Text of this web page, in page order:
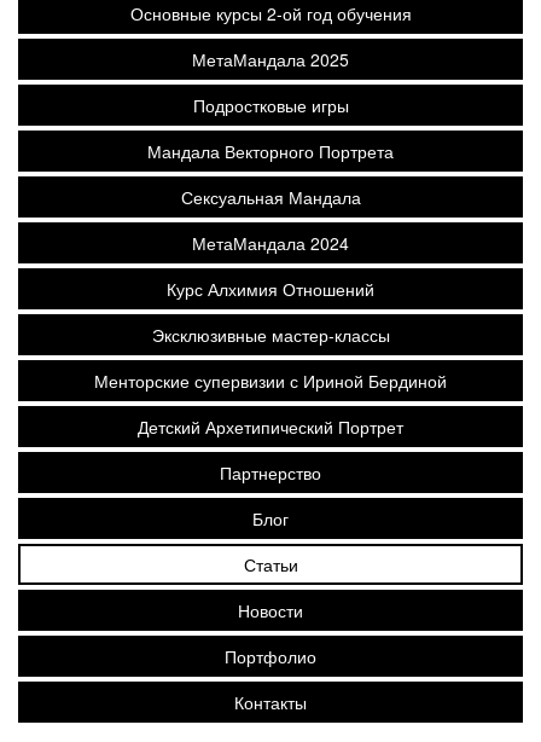
Основные курсы 2-ой год обучения
МетаМандала 2025
Подростковые игры
Мандала Векторного Портрета
Сексуальная Мандала
МетаМандала 2024
Курс Алхимия Отношений
Эксклюзивные мастер-классы
Менторские супервизии с Ириной Бердиной
Детский Архетипический Портрет
Партнерство
Блог
Статьи
Новости
Портфолио
Контакты